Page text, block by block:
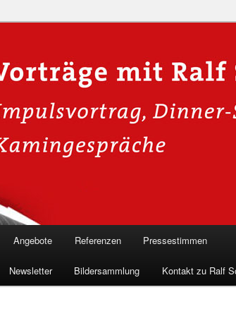
für
in die Welt der Cybersicherheit mit Ralf Schmitz.
& schützen Sie sich effektiv.
Angebote Referenzen Pressestimmen
Newsletter Bildersammlung Kontakt zu Ralf